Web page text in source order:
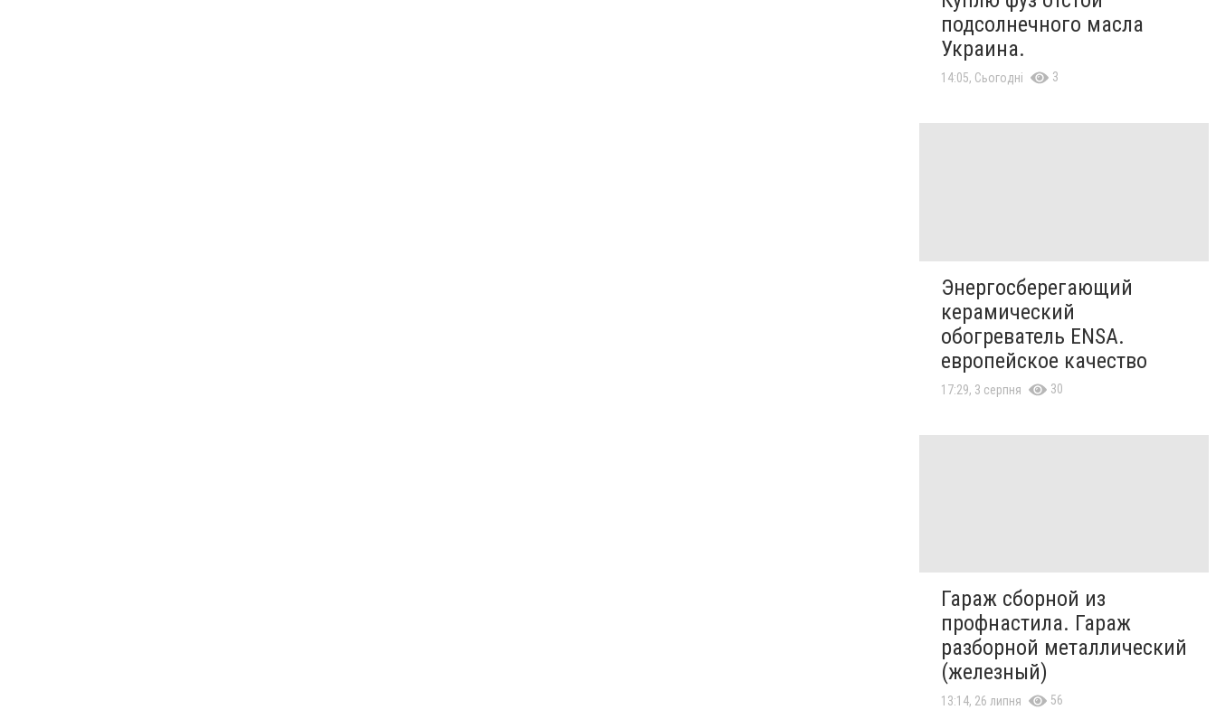
подсолнечного масла
Украина.
14:05, Сьогодні 3
Энергосберегающий
керамический
обогреватель ENSA.
европейское качество
17:29, 3 серпня 30
Гараж сборной из
профнастила. Гараж
разборной металлический
(железный)
13:14, 26 липня 56